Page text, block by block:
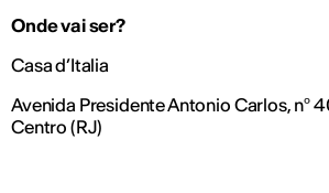
Onde vai ser?
Casa d’Italia
Avenida Presidente Antonio Carlos, nº
Centro (RJ)